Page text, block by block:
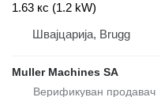
1.63 кс (1.2 kW)
Швајцарија, Brugg
Muller Machines SA